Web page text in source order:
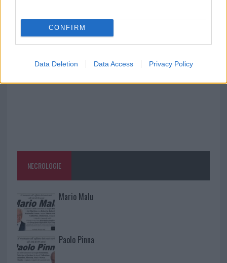
CONFIRM
Data Deletion Data Access Privacy Policy
Raid nelle campagne di Berchidda, rischio per
la rete elettrica
NECROLOGIE
Mario Malu
Paolo Pinna